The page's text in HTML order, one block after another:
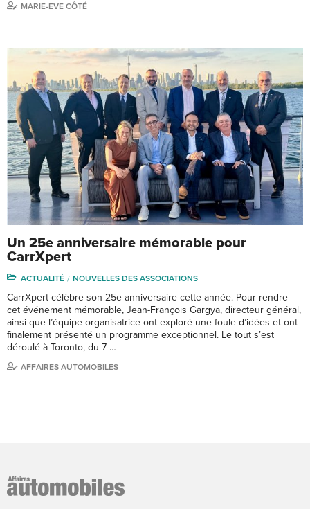
MARIE-EVE CÔTÉ
Un 25e anniversaire mémorable pour
CarrXpert
ACTUALITÉ NOUVELLES DES ASSOCIATIONS
CarrXpert célèbre son 25e anniversaire cette année. Pour rendre
cet événement mémorable, Jean-François Gargya, directeur général,
ainsi que l’équipe organisatrice ont exploré une foule d’idées et ont
finalement présenté un programme exceptionnel. Le tout s’est
déroulé à Toronto, du 7 …
AFFAIRES AUTOMOBILES